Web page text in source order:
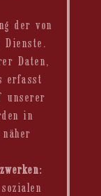
der von
Dienste.
Daten,
erfasst
unserer
in